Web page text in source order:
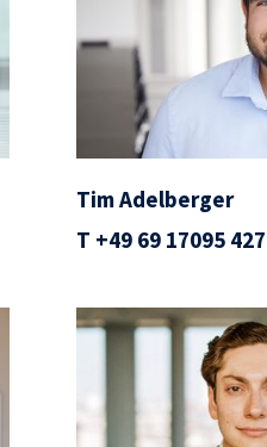
Tim Adelberger
T +49 69 17095 427